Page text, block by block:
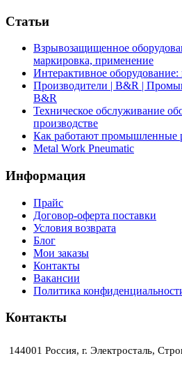
Статьи
Взрывозащищенное
маркировка, применение
Интерактивное
Производители | B&R |
B&R
Техническое обслуживание
производстве
Как работают промышленные
Metal Work Pneumatic
Информация
Прайс
Договор-оферта поставки
Условия возврата
Блог
Мои заказы
Контакты
Вакансии
Политика
Контакты
144001 Россия, г. Электросталь,